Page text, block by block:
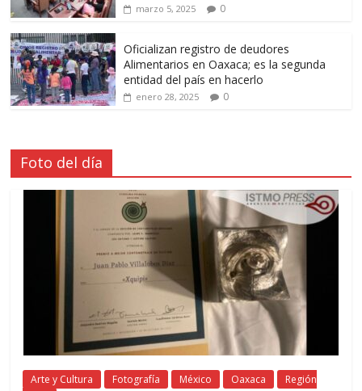
marzo 5, 2025 0
Oficializan registro de deudores
Alimentarios en Oaxaca; es la segunda
entidad del país en hacerlo
enero 28, 2025 0
Foto del día
Arte y Cultura Fotografía México Oaxaca
Región